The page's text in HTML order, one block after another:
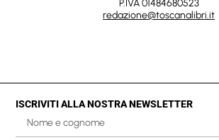
P.IVA 01484680523
redazione@toscanalibri.it
ISCRIVITI ALLA NOSTRA NEWSLETTER